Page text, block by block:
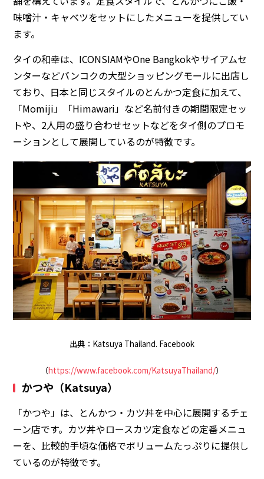
味噌汁・キャベツをセットにしたメニューを提供してい
ます。
タイの和幸は、ICONSIAMやOne Bangkokやサイアムセ
ンターなどバンコクの大型ショッピングモールに出店し
ており、日本と同じスタイルのとんかつ定食に加えて、
「Momiji」「Himawari」など名前付きの期間限定セッ
トや、2人用の盛り合わせセットなどをタイ側のプロモ
ーションとして展開しているのが特徴です。
出典：Katsuya Thailand. Facebook
（https://www.facebook.com/KatsuyaThailand/）
かつや（Katsuya）
「かつや」は、とんかつ・カツ丼を中心に展開するチェ
ーン店です。カツ丼やロースカツ定食などの定番メニュ
ーを、比較的手頃な価格でボリュームたっぷりに提供し
ているのが特徴です。